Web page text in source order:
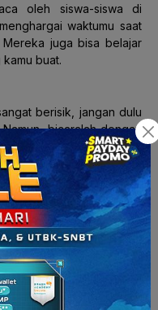
oleh siswa-siswa di
waktumu saat
juga bisa belajar
buat.
berisik, jangan dulu
bicaralah dengan
siswa penasaran
meminta satu sama lain
senang dan frustasi
yang dinamakan
apa yang sedang
kembali lega, menjadi
Isi botol tersebut bisa